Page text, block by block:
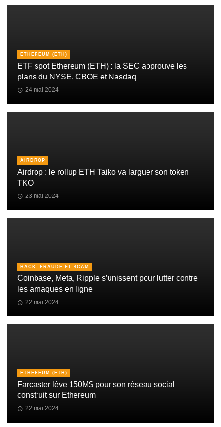
ETHEREUM (ETH)
ETF spot Ethereum (ETH) : la SEC approuve les
plans du NYSE, CBOE et Nasdaq
24 mai 2024
AIRDROP
Airdrop : le rollup ETH Taiko va larguer son token
TKO
23 mai 2024
HACK, FRAUDE ET SCAM
Coinbase, Meta, Ripple s’unissent pour lutter contre
les arnaques en ligne
22 mai 2024
ETHEREUM (ETH)
Farcaster lève 150M$ pour son réseau social
construit sur Ethereum
22 mai 2024